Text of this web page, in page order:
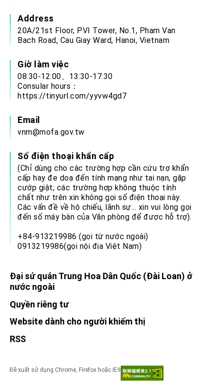
Address
20A/21st Floor, PVI Tower, No.1, Pham Van
Bach Road, Cau Giay Ward, Hanoi, Vietnam
Giờ làm việc
08:30-12:00、13:30-17:30
Consular hours：
https://tinyurl.com/yyvw4gd7
Email
vnm@mofa.gov.tw
Số điện thoại khẩn cấp
(Chỉ dùng cho các trường hợp cần cứu trợ khẩn
cấp hay đe doạ đến tính mạng như tai nạn, gặp
cướp giật; các trường hợp không thuộc tính
chất như trên xin không gọi số điện thoại này.
Các vấn đề về hộ chiếu, lãnh sự... xin vui lòng gọi
đến số máy bàn của Văn phòng để được hỗ trợ).
+84-913219986 (gọi từ nước ngoài)
0913219986(gọi nội địa Việt Nam)
Đại sứ quán Trung Hoa Dân Quốc (Đài Loan) ở
nước ngoài
Quyền riêng tư
Website dành cho người khiếm thị
RSS
Đề xuất sử dụng Chrome, Firefox hoặc IE9